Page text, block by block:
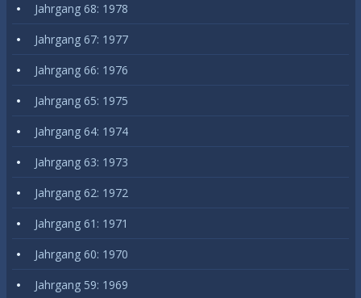
Jahrgang 68: 1978
Jahrgang 67: 1977
Jahrgang 66: 1976
Jahrgang 65: 1975
Jahrgang 64: 1974
Jahrgang 63: 1973
Jahrgang 62: 1972
Jahrgang 61: 1971
Jahrgang 60: 1970
Jahrgang 59: 1969